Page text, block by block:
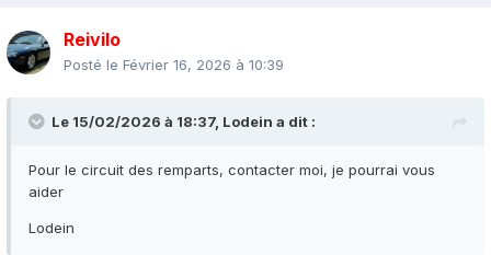
Reivilo
Posté le Février 16, 2026 à 10:39
Le 15/02/2026 à 18:37, Lodein a dit :
Pour le circuit des remparts, contacter moi, je pourrai vous
aider
Lodein